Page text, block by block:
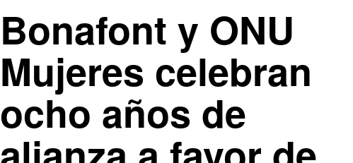
Bonafont y ONU
Mujeres celebran
ocho años de